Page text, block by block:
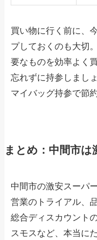
買い物に行く前に、
プしておくのも大切
要なものを効率よく
忘れずに持参しまし
マイバッグ持参で節
まとめ：中間市は
中間市の激安スーパ
営業のトライアル、
総合ディスカウント
スモスなど、本当に